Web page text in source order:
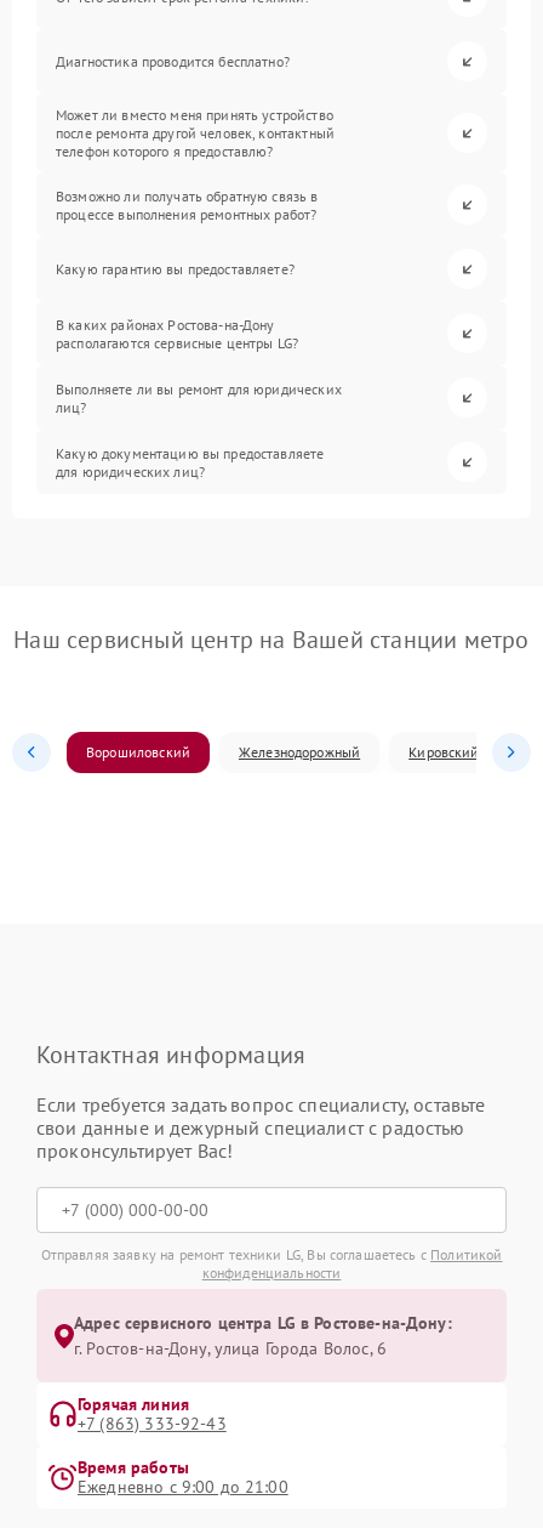
Диагностика проводится бесплатно?
Может ли вместо меня принять устройство
после ремонта другой человек, контактный
телефон которого я предоставлю?
Возможно ли получать обратную связь в
процессе выполнения ремонтных работ?
Какую гарантию вы предоставляете?
В каких районах Ростова-на-Дону
располагаются сервисные центры LG?
Выполняете ли вы ремонт для юридических
лиц?
Какую документацию вы предоставляете
для юридических лиц?
Наш сервисный центр на Вашей станции метро
Ворошиловский Железнодорожный Кировский
Контактная информация
Если требуется задать вопрос специалисту, оставьте
свои данные и дежурный специалист с радостью
проконсультирует Вас!
Отправляя заявку на ремонт техники LG, Вы соглашаетесь с Политикой
конфиденциальности
Адрес сервисного центра LG в Ростове-на-Дону:
г. Ростов-на-Дону, улица Города Волос, 6
Горячая линия
+7 (863) 333-92-43
Время работы
Ежедневно с 9:00 до 21:00